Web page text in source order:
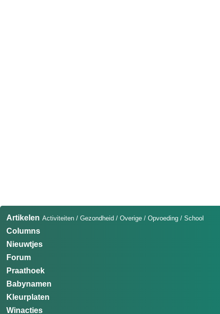
Artikelen Activiteiten / Gezondheid / Overige / Opvoeding / School
Columns
Nieuwtjes
Forum
Praathoek
Babynamen
Kleurplaten
Winacties